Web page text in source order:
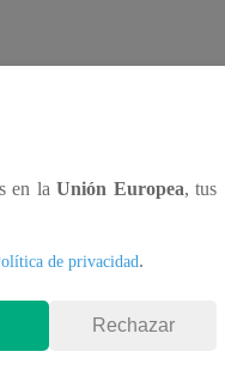
en laUnión Europea, tus
de privacidad.
Rechazar